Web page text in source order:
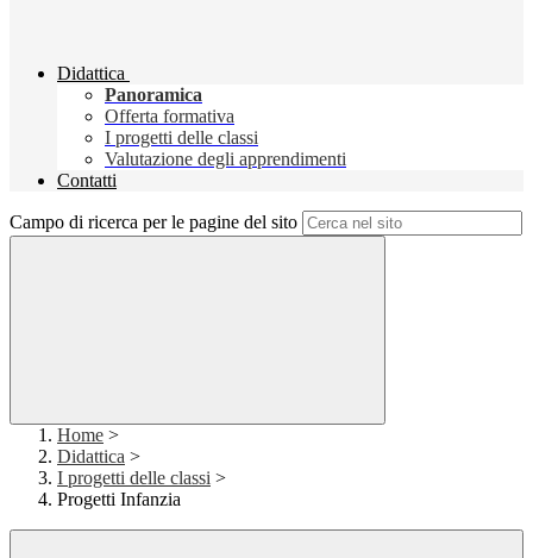
Didattica
Panoramica
Offerta formativa
I progetti delle classi
Valutazione degli apprendimenti
Contatti
Campo di ricerca per le pagine del sito
Home >
Didattica >
I progetti delle classi >
Progetti Infanzia